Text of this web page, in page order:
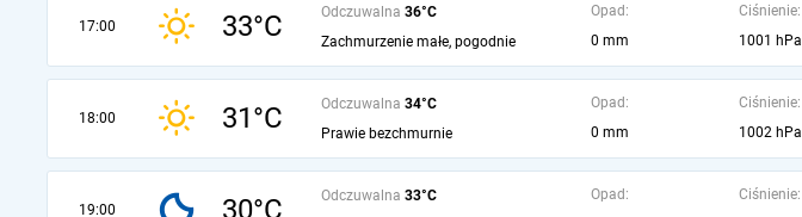
17:00 33°C Odczuwalna 36°C
Zachmurzenie małe, pogodnie
Opad:
0 mm
Ciśnienie:
1001 hPa
18:00 31°C Odczuwalna 34°C
Prawie bezchmurnie
Opad:
0 mm
Ciśnienie:
1002 hPa
19:00 30°C Odczuwalna 33°C
Opad:
Ciśnienie: